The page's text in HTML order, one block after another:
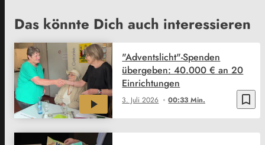
Das könnte Dich auch interessieren
bookmark_border
3. Juli 2026 00:33 Min.
"Adventslicht"-Spenden
übergeben: 40.000 € an 20
Einrichtungen